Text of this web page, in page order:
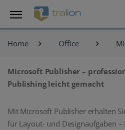
Home Office
Microsoft Publisher –
Publishing leicht gemacht
Mit Microsoft Publisher erhalten
für Layout- und Designaufgaben